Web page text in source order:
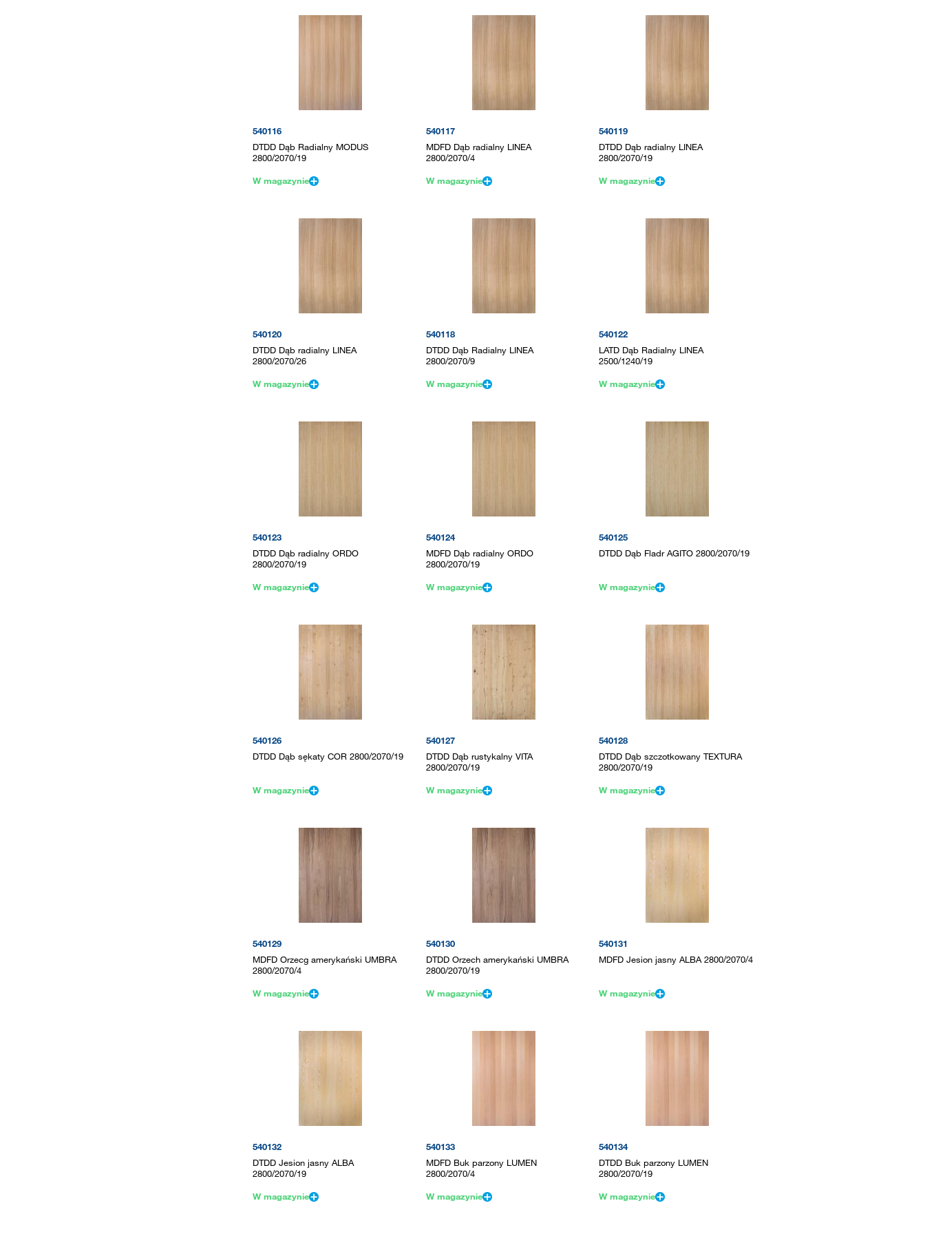
540116
DTDD Dąb Radialny MODUS
2800/2070/19
W magazynie
540117
MDFD Dąb radialny LINEA
2800/2070/4
W magazynie
540119
DTDD Dąb radialny LINEA
2800/2070/19
W magazynie
540120
DTDD Dąb radialny LINEA
2800/2070/26
W magazynie
540118
DTDD Dąb Radialny LINEA
2800/2070/9
W magazynie
540122
LATD Dąb Radialny LINEA
2500/1240/19
W magazynie
540123
DTDD Dąb radialny ORDO
2800/2070/19
W magazynie
540124
MDFD Dąb radialny ORDO
2800/2070/19
W magazynie
540125
DTDD Dąb Fladr AGITO 2800/2070/19
W magazynie
540126
DTDD Dąb sękaty COR 2800/2070/19
W magazynie
540127
DTDD Dąb rustykalny VITA
2800/2070/19
W magazynie
540128
DTDD Dąb szczotkowany TEXTURA
2800/2070/19
W magazynie
540129
MDFD Orzecg amerykański UMBRA
2800/2070/4
W magazynie
540130
DTDD Orzech amerykański UMBRA
2800/2070/19
W magazynie
540131
MDFD Jesion jasny ALBA 2800/2070/4
W magazynie
540132
DTDD Jesion jasny ALBA
2800/2070/19
W magazynie
540133
MDFD Buk parzony LUMEN
2800/2070/4
W magazynie
540134
DTDD Buk parzony LUMEN
2800/2070/19
W magazynie